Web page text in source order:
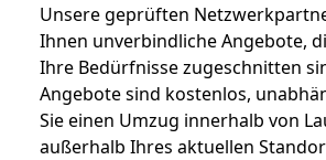
Unsere geprüften
Ihnen unverbindliche Angebote,
Ihre Bedürfnisse zugeschnitten
Angebote sind kostenlos,
Sie einen Umzug innerhalb von
außerhalb Ihres aktuellen